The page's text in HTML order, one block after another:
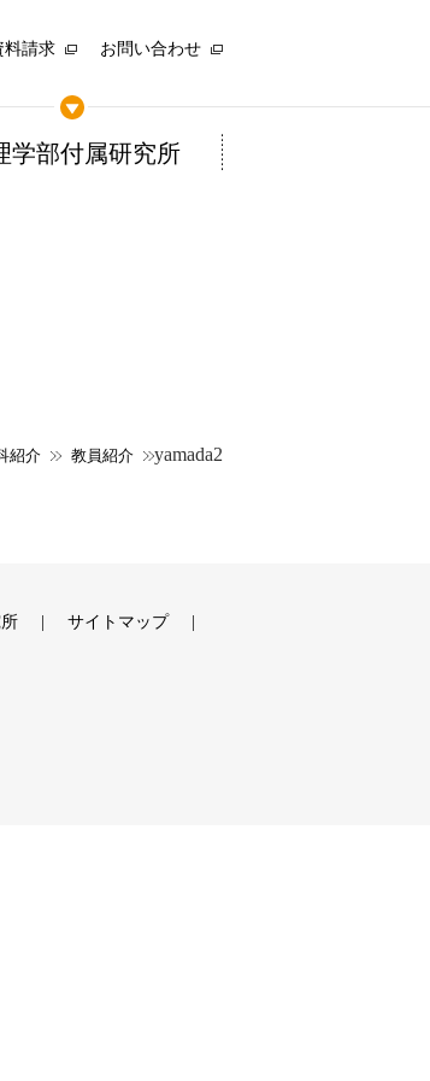
学部付属研究所
料請求 お問い合わせ
紹介 教員紹介 yamada2
サイトマップ